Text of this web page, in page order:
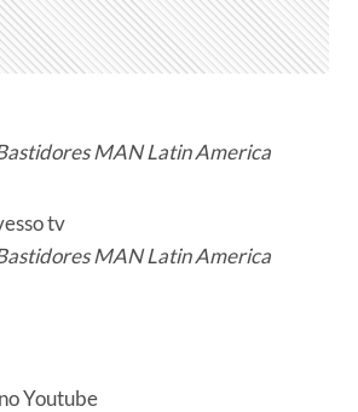
MAN Latin America
MAN Latin America
no Youtube